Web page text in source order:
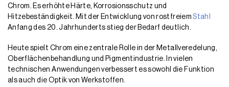
Chrom. Es erhöhte Härte, Korrosionsschutz und
Hitzebeständigkeit. Mit der Entwicklung von rostfreiemStahl
Anfang des 20. Jahrhunderts stieg der Bedarf deutlich.
Heute spielt Chrom eine zentrale Rolle in der Metallveredelung,
Oberflächenbehandlung und Pigmentindustrie. In vielen
technischen Anwendungen verbessert es sowohl die Funktion
als auch die Optik von Werkstoffen.